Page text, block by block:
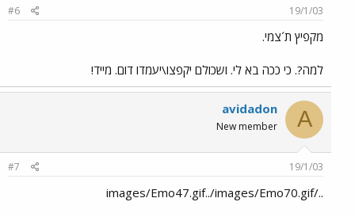
19/1/03
#6
מקפיץ ת´צמי.
למה?. כי ככה בא לי. ושכולם יקפצו\יעמדו דום. מייד!
A
avidadon
New member
19/1/03
#7
../images/Emo47.gif../images/Emo70.gif